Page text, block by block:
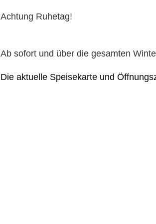
Achtung Ruhetag!
Ab sofort und über die gesamten
Die aktuelle Speisekarte und